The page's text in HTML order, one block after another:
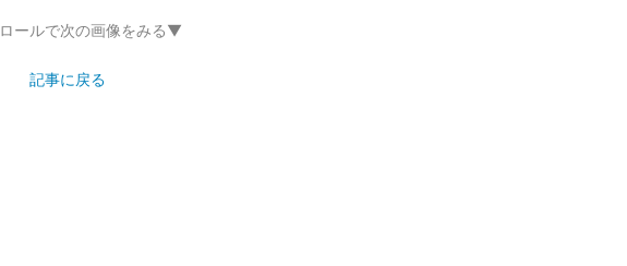
ールで次の画像をみる▼
記事に戻る